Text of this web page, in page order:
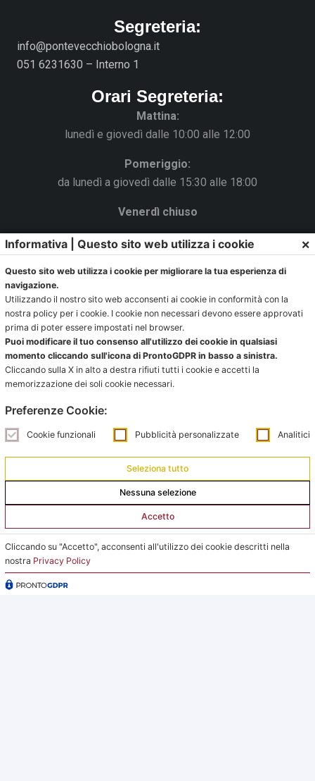
Segreteria:
info@pontevecchiobologna.it
051 6231630 – Interno 1
Orari Segreteria:
Mattina:
lunedì e giovedì dalle 10:00 alle 12:00
Pomeriggio:
da lunedì a giovedì dalle 15:30 alle 18:00
Venerdì chiuso
La Segreteria si trova al C.s. Pertini con accesso da via
Gubellini n.7 al primo piano.
Ufficio impianti:
impianti@pontevecchiobologna.it
051 6231630 – Interno 2
Orari Ufficio Impianti:
lunedì e giovedì dalle 9:00 alle 12:00
Pomeriggio:
da lunedì a giovedì dalle 15:00 alle 18:00
Venerdì su appuntamento
L’Ufficio Impianti si trova al C.s. Pertini con accesso da
via Gubellini n.7 al primo piano, dopo la Segreteria.
Informativa | Questo sito web utilizza i cookie ×
Questo sito web utilizza i cookie per migliorare la tua esperienza di
navigazione.
Utilizzando il nostro sito web acconsenti ai cookie in conformità con la
nostra policy per i cookie. I cookie non necessari devono essere approvati
prima di poter essere impostati nel browser.
Puoi modificare il tuo consenso all'utilizzo dei cookie in qualsiasi
momento cliccando sull'icona di ProntoGDPR in basso a sinistra.
Cliccando sulla X in alto a destra rifiuti tutti i cookie e accetti la
memorizzazione dei soli cookie necessari.
Preferenze Cookie:
Cookie funzionali Pubblicità personalizzate Analitici
Seleziona tutto
Nessuna selezione
Accetto
Cliccando su "Accetto", acconsenti all'utilizzo dei cookie descritti nella
nostra Privacy Policy